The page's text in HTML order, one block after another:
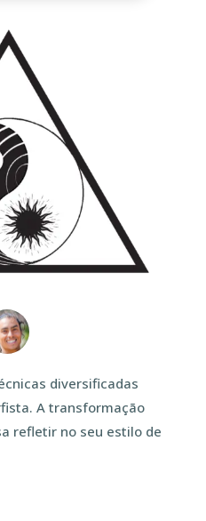
diversificadas
A transformação
refletir no seu estilo de